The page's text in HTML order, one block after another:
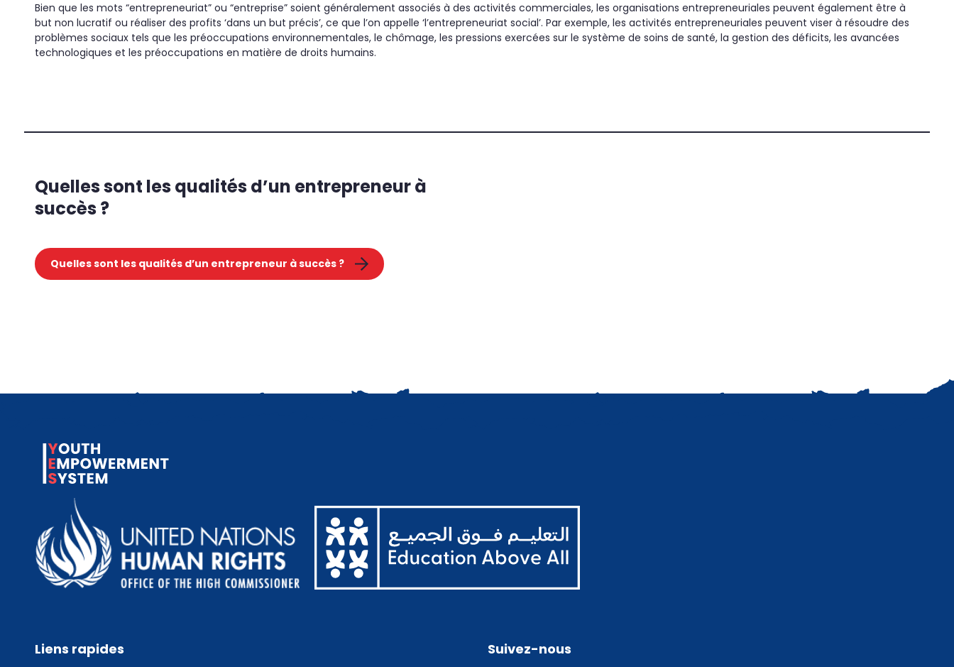
Bien que les mots “entrepreneuriat” ou “entreprise” soient généralement associés à des activités commerciales, les organisations entrepreneuriales peuvent également être à
but non lucratif ou réaliser des profits ‘dans un but précis’, ce que l’on appelle ‘l’entrepreneuriat social’. Par exemple, les activités entrepreneuriales peuvent viser à résoudre des
problèmes sociaux tels que les préoccupations environnementales, le chômage, les pressions exercées sur le système de soins de santé, la gestion des déficits, les avancées
technologiques et les préoccupations en matière de droits humains.
Quelles sont les qualités d’un entrepreneur à
succès ?
Quelles sont les qualités d’un entrepreneur à succès ?
'
Liens rapides Suivez-nous